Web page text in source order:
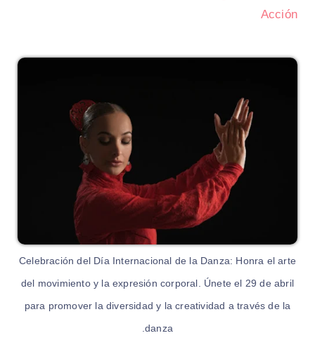
Acción
Celebración del Día Internacional de la Danza: Honra el arte
del movimiento y la expresión corporal. Únete el 29 de abril
para promover la diversidad y la creatividad a través de la
danza.